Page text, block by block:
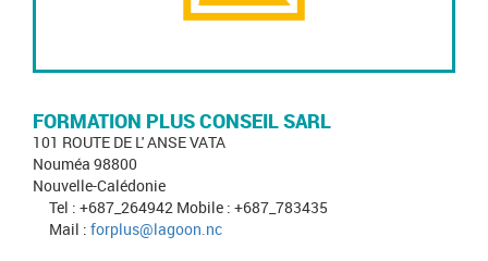
FORMATION PLUS CONSEIL SARL
101 ROUTE DE L' ANSE VATA
Nouméa 98800
Nouvelle-Calédonie
Tel : +687_264942 Mobile : +687_783435
Mail : forplus@lagoon.nc